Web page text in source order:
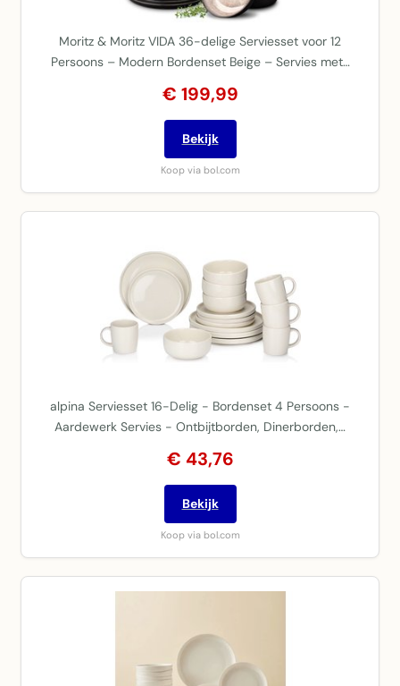
Moritz & Moritz VIDA 36-delige Serviesset voor 12
Persoons – Modern Bordenset Beige – Servies met…
€ 199,99
Bekijk
Koop via bol.com
alpina Serviesset 16-Delig - Bordenset 4 Persoons -
Aardewerk Servies - Ontbijtborden, Dinerborden,…
€ 43,76
Bekijk
Koop via bol.com